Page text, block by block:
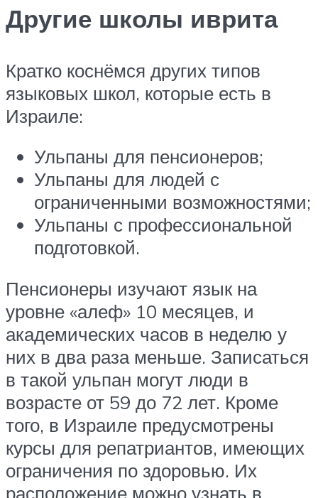
Другие школы иврита
Кратко коснёмся других типов
языковых школ, которые есть в
Израиле:
Ульпаны для пенсионеров;
Ульпаны для людей с
ограниченными возможностями;
Ульпаны с профессиональной
подготовкой.
Пенсионеры изучают язык на
уровне «алеф» 10 месяцев, и
академических часов в неделю у
них в два раза меньше. Записаться
в такой ульпан могут люди в
возрасте от 59 до 72 лет. Кроме
того, в Израиле предусмотрены
курсы для репатриантов, имеющих
ограничения по здоровью. Их
расположение можно узнать в